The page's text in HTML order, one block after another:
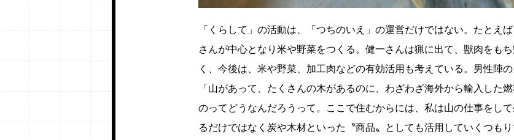
「くらして」の活動は、「つちのいえ」の運営だけではない。たとえ
さんが中心となり米や野菜をつくる。健一さんは猟に出て、獣肉をも
く、今後は、米や野菜、加工肉などの有効活用も考えている。男性陣の
「山があって、たくさんの木があるのに、わざわざ海外から輸入した
のってどうなんだろうって。ここで住むからには、私は山の仕事をし
るだけではなく炭や木材といった〝商品〟としても活用していくつもり